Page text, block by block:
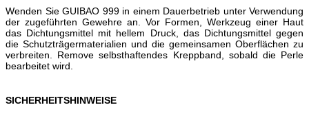
Wenden Sie GUIBAO 999 in einem Dauerbetrieb unter Verwendung
der zugeführten Gewehre an. Vor Formen, Werkzeug einer Haut
das Dichtungsmittel mit hellem Druck, das Dichtungsmittel gegen
die Schutzträgermaterialien und die gemeinsamen Oberflächen zu
verbreiten. Remove selbsthaftendes Kreppband, sobald die Perle
bearbeitet wird.
SICHERHEITSHINWEISE